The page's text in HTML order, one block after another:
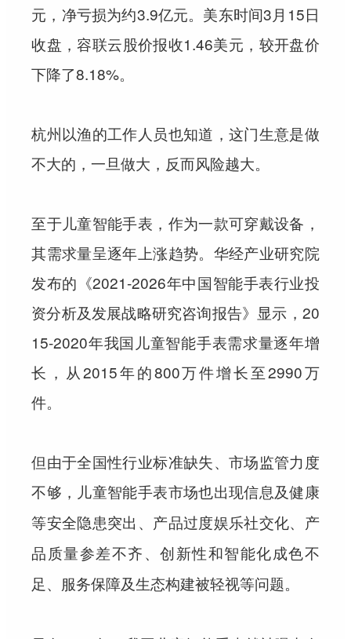
元，净亏损为约3.9亿元。美东时间3月15日
收盘，容联云股价报收1.46美元，较开盘价
下降了8.18%。
杭州以渔的工作人员也知道，这门生意是做
不大的，一旦做大，反而风险越大。
至于儿童智能手表，作为一款可穿戴设备，
其需求量呈逐年上涨趋势。华经产业研究院
发布的《2021-2026年中国智能手表行业投
资分析及发展战略研究咨询报告》显示，20
15-2020年我国儿童智能手表需求量逐年增
长，从2015年的800万件增长至2990万
件。
但由于全国性行业标准缺失、市场监管力度
不够， 儿童智能手表市场也出现信息及健康
等安全隐患突出、产品过度娱乐社交化、产
品质量参差不齐、创新性和智能化成色不
足、服务保障及生态构建被轻视等问题。